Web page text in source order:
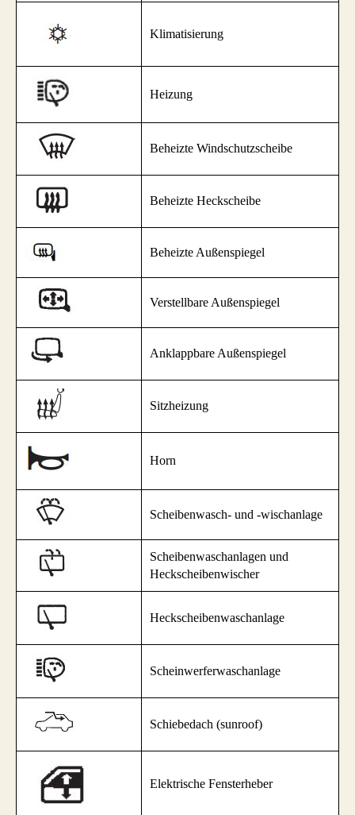
Klimatisierung
Heizung
Beheizte Windschutzscheibe
Beheizte Heckscheibe
Beheizte Außenspiegel
Verstellbare Außenspiegel
Anklappbare Außenspiegel
Sitzheizung
Horn
Scheibenwasch- und -wischanlage
Scheibenwaschanlagen und
Heckscheibenwischer
Heckscheibenwaschanlage
Scheinwerferwaschanlage
Schiebedach (sunroof)
Elektrische Fensterheber